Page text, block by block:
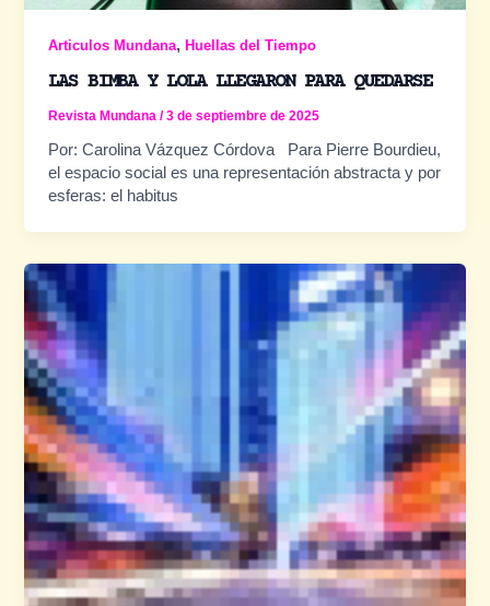
Articulos Mundana,Huellas del Tiempo
LAS BIMBA Y LOLA LLEGARON PARA QUEDARSE
Revista Mundana/3 de septiembre de 2025
Por: Carolina Vázquez Córdova Para Pierre Bourdieu,
el espacio social es una representación abstracta y por
esferas: el habitus